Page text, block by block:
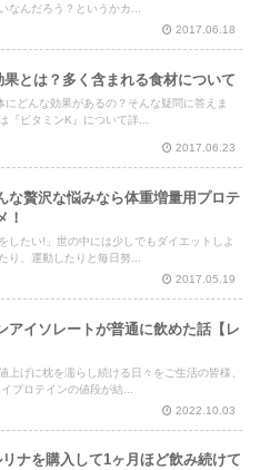
なんだろう？というかカ...
2017.06.18
果とは？多く含まれる食材について
にどんな効果があるの？そんな疑問に答えま
『ビタミンK』について詳...
2017.06.23
な贅沢な悩みなら体重増量用プロテ
！
したい!」世の中には少しでもダイエットしよ
り、運動したりと毎日努...
2017.05.19
アイソレートが普通に飲めた話【レ
上げに枕を濡らし続ける日々をご生活の皆様、
プロテインの値段が結...
2022.10.03
ナを購入して1ヶ月ほど飲み続けて